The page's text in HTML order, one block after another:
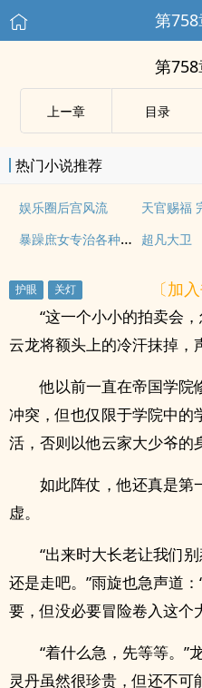
第
第
上ー章 目录
热门小说推荐
娱乐圈后宫风流 天官赐福
暴躁庶女专治各种不服 超凡大卫
〔加
“这一个小小的拍卖会
云龙将额头上的冷汗抹掉，
他以前一直在帝国学院
冲突，但也仅限于学院中的
活，否则以他云家大少爷的
如此阵仗，他还真是第
虚。
“出来时大长老让我们
还是走吧。”雨旋也急声道
要，但没必要冒险卷入这个
“着什么急，先等等。”
灵丹虽然很珍贵，但还不